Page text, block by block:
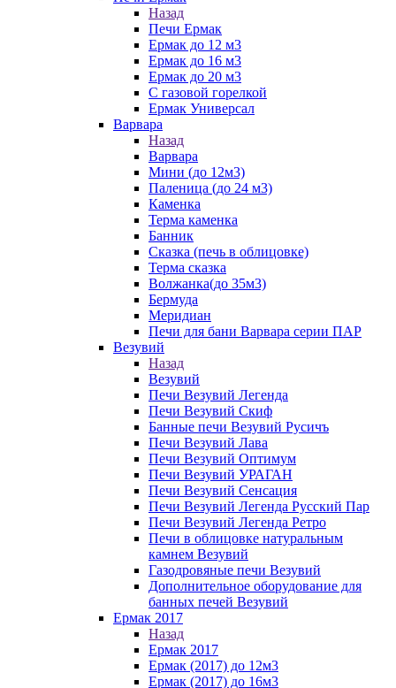
Назад
Печи Ермак
Ермак до 12 м3
Ермак до 16 м3
Ермак до 20 м3
С газовой горелкой
Ермак Универсал
Варвара
Назад
Варвара
Мини (до 12м3)
Паленица (до 24 м3)
Каменка
Терма каменка
Банник
Сказка (печь в облицовке)
Терма сказка
Волжанка(до 35м3)
Бермуда
Меридиан
Печи для бани Варвара серии ПАР
Везувий
Назад
Везувий
Печи Везувий Легенда
Печи Везувий Скиф
Банные печи Везувий Русичъ
Печи Везувий Лава
Печи Везувий Оптимум
Печи Везувий УРАГАН
Печи Везувий Сенсация
Печи Везувий Легенда Русский Пар
Печи Везувий Легенда Ретро
Печи в облицовке натуральным
камнем Везувий
Газодровяные печи Везувий
Дополнительное оборудование для
банных печей Везувий
Ермак 2017
Назад
Ермак 2017
Ермак (2017) до 12м3
Ермак (2017) до 16м3